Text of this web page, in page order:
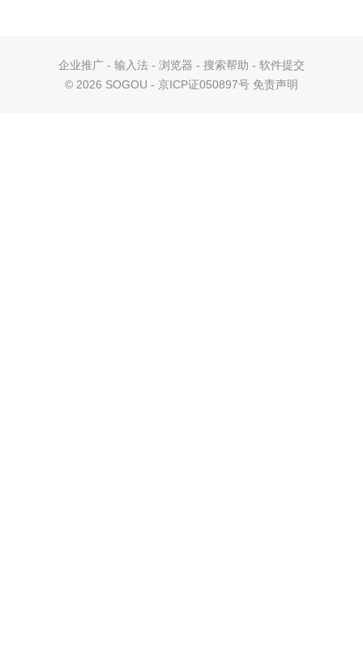
企业推广 - 输入法 - 浏览器 - 搜索帮助 - 软件提交
© 2026 SOGOU - 京ICP证050897号 免责声明